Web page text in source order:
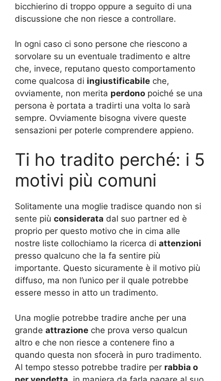
bicchierino di troppo oppure a seguito di una
discussione che non riesce a controllare.
In ogni caso ci sono persone che riescono a
sorvolare su un eventuale tradimento e altre
che, invece, reputano questo comportamento
come qualcosa di ingiustificabile che,
ovviamente, non merita perdono poiché se una
persona è portata a tradirti una volta lo sarà
sempre. Ovviamente bisogna vivere queste
sensazioni per poterle comprendere appieno.
Ti ho tradito perché: i 5
motivi più comuni
Solitamente una moglie tradisce quando non si
sente più considerata dal suo partner ed è
proprio per questo motivo che in cima alle
nostre liste collochiamo la ricerca di attenzioni
presso qualcuno che la fa sentire più
importante. Questo sicuramente è il motivo più
diffuso, ma non l’unico per il quale potrebbe
essere messo in atto un tradimento.
Una moglie potrebbe tradire anche per una
grande attrazione che prova verso qualcun
altro e che non riesce a contenere fino a
quando questa non sfocerà in puro tradimento.
Al tempo stesso potrebbe tradire per rabbia o